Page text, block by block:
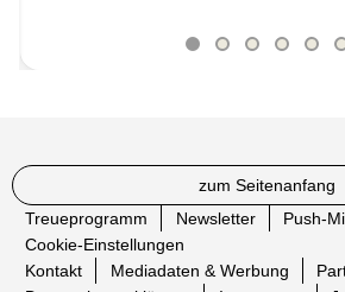
zum Seitenanfang
Treueprogramm
Newsletter
Push-
Cookie-Einstellungen
Kontakt
Mediadaten & Werbung